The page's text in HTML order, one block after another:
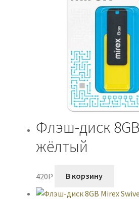
Флэш-диск
жёлтый
420P В корзину